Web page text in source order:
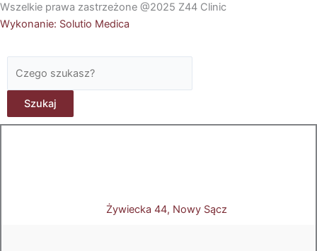
Wszelkie prawa zastrzeżone @2025 Z44 Clinic
Wykonanie: Solutio Medica
Szukaj
Żywiecka 44, Nowy Sącz